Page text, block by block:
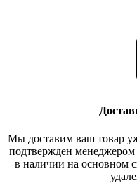
Мы доставим ваш товар
подтвержден менеджером
в наличии на основном